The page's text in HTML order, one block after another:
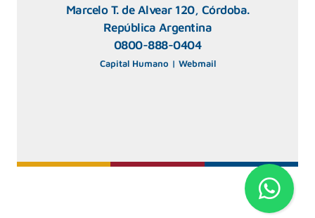
Marcelo T. de Alvear 120, Córdoba.
República Argentina
0800-888-0404
Capital Humano | Webmail